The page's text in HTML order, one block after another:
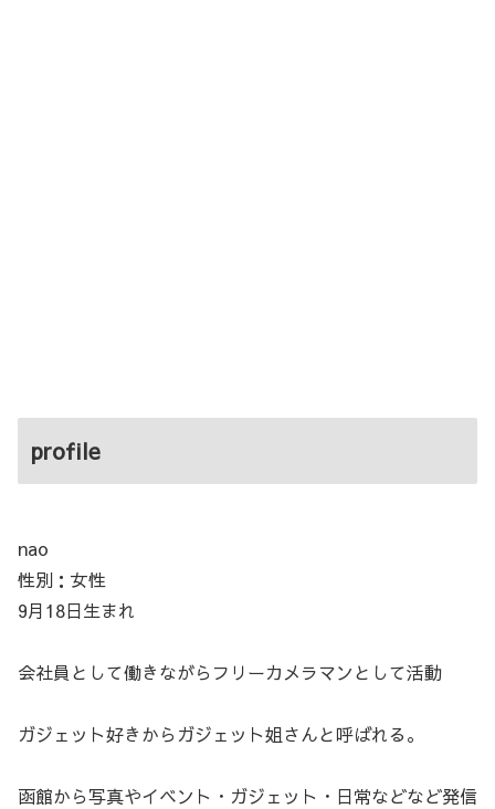
profile
nao
性別：女性
9月18日生まれ
会社員として働きながらフリーカメラマンとして活動
ガジェット好きからガジェット姐さんと呼ばれる。
函館から写真やイベント・ガジェット・日常などなど発信